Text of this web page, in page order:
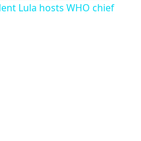
Lula hosts WHO chief